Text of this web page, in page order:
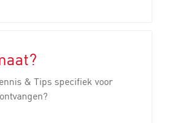
& Tips specifiek voor